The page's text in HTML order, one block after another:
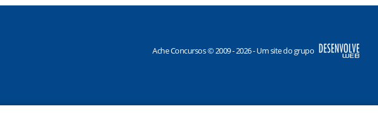
Ache Concursos © 2009 - 2026 - Um site do grupo